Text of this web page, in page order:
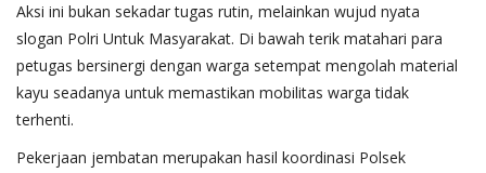
Aksi ini bukan sekadar tugas rutin, melainkan wujud nyata
slogan Polri Untuk Masyarakat. Di bawah terik matahari para
petugas bersinergi dengan warga setempat mengolah material
kayu seadanya untuk memastikan mobilitas warga tidak
terhenti.
Pekerjaan jembatan merupakan hasil koordinasi Polsek